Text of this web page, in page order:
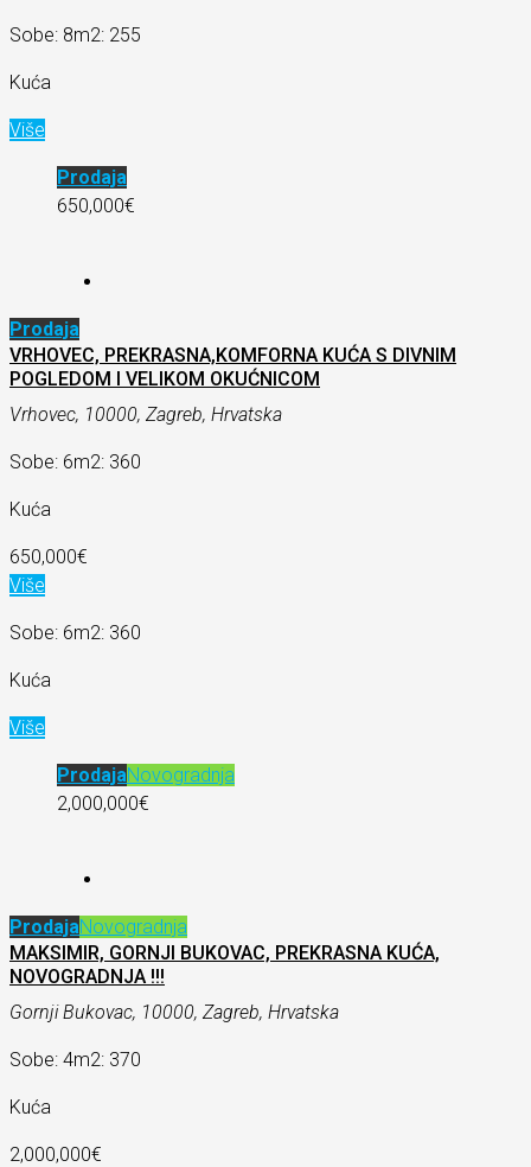
Sobe: 8m2: 255
Kuća
Više
Prodaja
650,000€
Prodaja
VRHOVEC, PREKRASNA,KOMFORNA KUĆA S DIVNIM
POGLEDOM I VELIKOM OKUĆNICOM
Vrhovec, 10000, Zagreb, Hrvatska
Sobe: 6m2: 360
Kuća
650,000€
Više
Sobe: 6m2: 360
Kuća
Više
ProdajaNovogradnja
2,000,000€
ProdajaNovogradnja
MAKSIMIR, GORNJI BUKOVAC, PREKRASNA KUĆA,
NOVOGRADNJA !!!
Gornji Bukovac, 10000, Zagreb, Hrvatska
Sobe: 4m2: 370
Kuća
2,000,000€